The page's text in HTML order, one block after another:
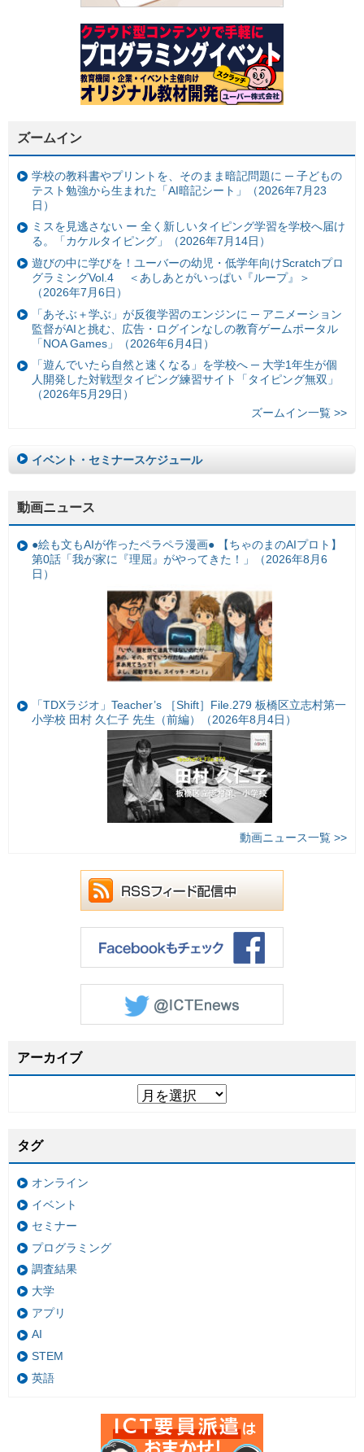
ズームイン
学校の教科書やプリントを、そのまま暗記問題に ─ 子どもの
テスト勉強から生まれた「AI暗記シート」（2026年7月23
日）
ミスを見逃さない ー 全く新しいタイピング学習を学校へ届け
る。「カケルタイピング」（2026年7月14日）
遊びの中に学びを！ユーバーの幼児・低学年向けScratchプロ
グラミングVol.4 ＜あしあとがいっぱい『ループ』＞
（2026年7月6日）
「あそぶ＋学ぶ」が反復学習のエンジンに ─ アニメーション
監督がAIと挑む、広告・ログインなしの教育ゲームポータル
「NOA Games」（2026年6月4日）
「遊んでいたら自然と速くなる」を学校へ ─ 大学1年生が個
人開発した対戦型タイピング練習サイト「タイピング無双」
（2026年5月29日）
ズームイン一覧 >>
イベント・セミナースケジュール
動画ニュース
●絵も文もAIが作ったペラペラ漫画● 【ちゃのまのAIプロト】
第0話「我が家に『理屈』がやってきた！」（2026年8月6
日）
「TDXラジオ」Teacher’s ［Shift］File.279 板橋区立志村第一
小学校 田村 久仁子 先生（前編）（2026年8月4日）
動画ニュース一覧 >>
アーカイブ
タグ
オンライン
イベント
セミナー
プログラミング
調査結果
大学
アプリ
AI
STEM
英語